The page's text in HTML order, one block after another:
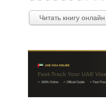
Читать книгу